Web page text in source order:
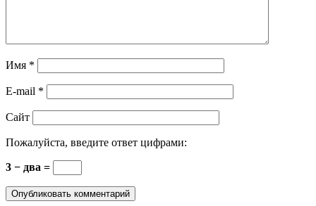
Имя *
E-mail *
Сайт
Пожалуйста, введите ответ цифрами:
3 − два =